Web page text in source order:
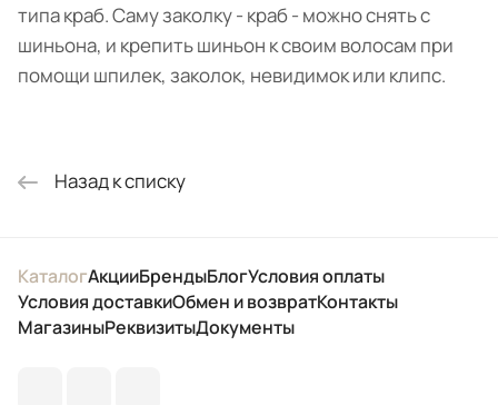
типа краб. Саму заколку - краб - можно снять с
шиньона, и крепить шиньон к своим волосам при
помощи шпилек, заколок, невидимок или клипс.
Назад к списку
КаталогАкцииБрендыБлогУсловия оплаты
Условия доставкиОбмен и возвратКонтакты
МагазиныРеквизитыДокументы